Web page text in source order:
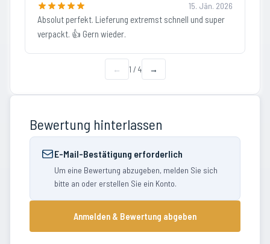
15. Jän. 2026
Absolut perfekt. Lieferung extremst schnell und super
verpackt. 👍 Gern wieder.
← 1 / 4 →
Bewertung hinterlassen
E-Mail-Bestätigung erforderlich
Um eine Bewertung abzugeben, melden Sie sich
bitte an oder erstellen Sie ein Konto.
Anmelden & Bewertung abgeben